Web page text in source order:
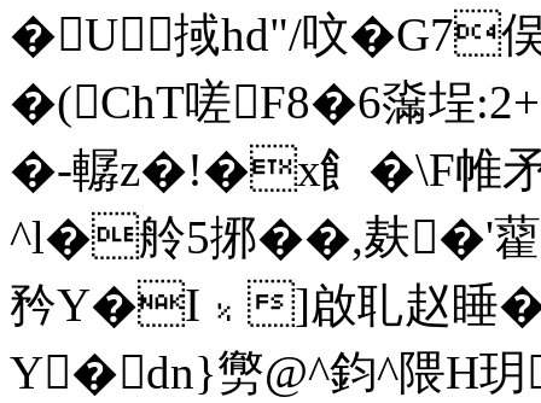
�U掝hd"/呅�G7
�(ChT嗟F8�6濷埕
�-轏z�!�x飠�\F帷
^l�舲5捓��,麸�'
矜Y�I﹪]啟耴赵睡
Y�dn}勶@^鈞^隈